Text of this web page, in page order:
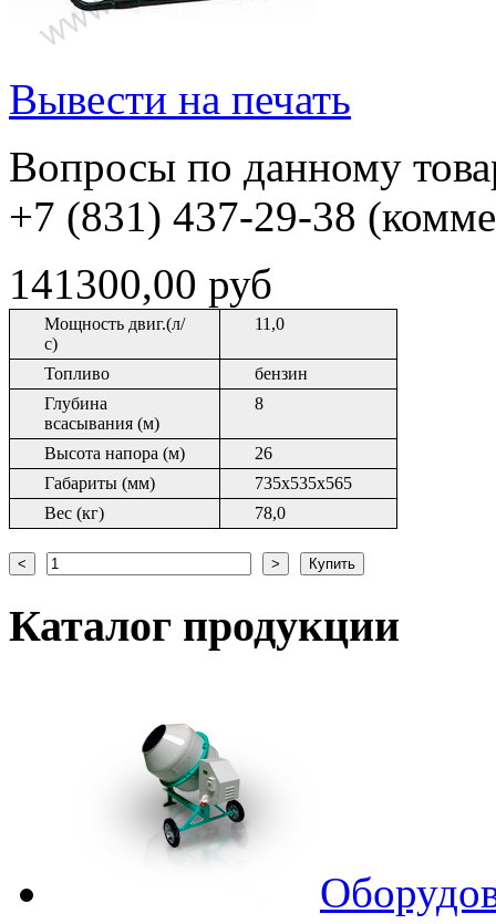
Вывести на печать
Вопросы по данному
+7 (831) 437-29-38
141300,00 руб
Мощность двиг.(л/
с)
11,0
Топливо
бензин
Глубина
всасывания (м)
8
Высота напора (м)
26
Габариты (мм)
735x535x565
Вес (кг)
78,0
Каталог продукции